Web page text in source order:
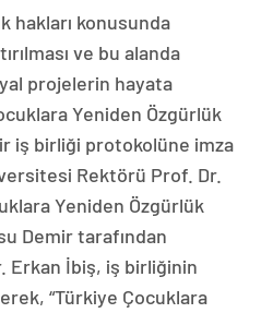
hakları konusunda
ve bu alanda
projelerin hayata
Yeniden Özgürlük
iş birliği protokolüne imza
Rektörü Prof. Dr.
Yeniden Özgürlük
Demir tarafından
Erkan İbiş, iş birliğinin
“Türkiye Çocuklara